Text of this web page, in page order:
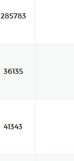
285783
36135
41343